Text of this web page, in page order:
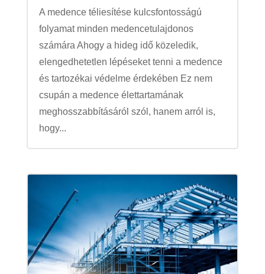
A medence téliesítése kulcsfontosságú
folyamat minden medencetulajdonos
számára Ahogy a hideg idő közeledik,
elengedhetetlen lépéseket tenni a medence
és tartozékai védelme érdekében Ez nem
csupán a medence élettartamának
meghosszabbításáról szól, hanem arról is,
hogy...